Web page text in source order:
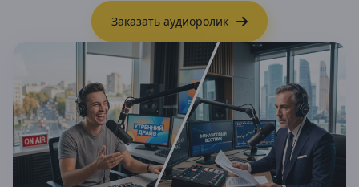
Заказать аудиоролик
Махачкала
Хасавюрт
Республика Ингушетия
Магас
Республика Калмыкия
Элиста
Республика Карелия